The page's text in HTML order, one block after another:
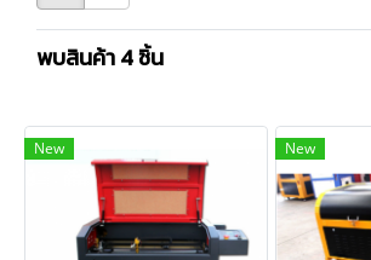
พบสินค้า 4 ชิ้น
New New